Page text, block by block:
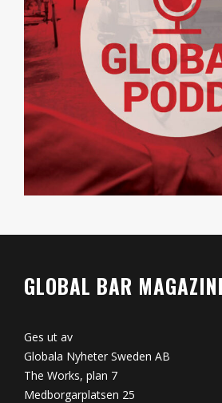
GLOBAL BAR
Ges ut av
Globala Nyheter Sweden AB
The Works, plan 7
Medborgarplatsen 25